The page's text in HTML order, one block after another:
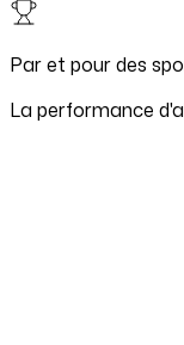
Par et pour des
La performance